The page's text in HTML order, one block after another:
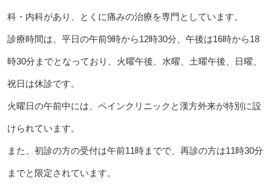
科・内科があり、とくに痛みの治療を専門としています。
診療時間は、平日の午前9時から12時30分、午後は16時から18
時30分までとなっており、火曜午後、水曜、土曜午後、日曜、
祝日は休診です。
火曜日の午前中には、ペインクリニックと漢方外来が特別に設
けられています。
また、初診の方の受付は午前11時までで、再診の方は11時30分
までと限定されています。